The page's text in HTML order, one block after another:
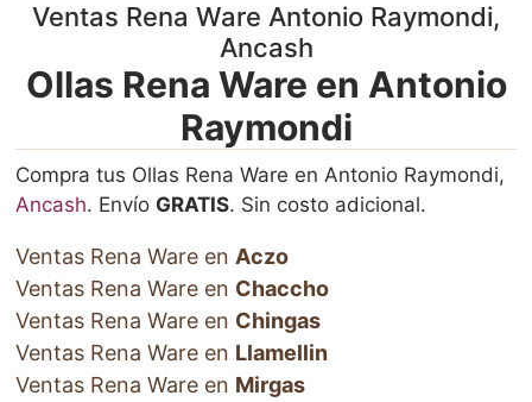
Ventas Rena Ware Antonio Raymondi,
Ancash
Ollas Rena Ware en Antonio
Raymondi
Compra tus Ollas Rena Ware en Antonio Raymondi,
Ancash. Envío GRATIS. Sin costo adicional.
Ventas Rena Ware en Aczo
Ventas Rena Ware en Chaccho
Ventas Rena Ware en Chingas
Ventas Rena Ware en Llamellin
Ventas Rena Ware en Mirgas